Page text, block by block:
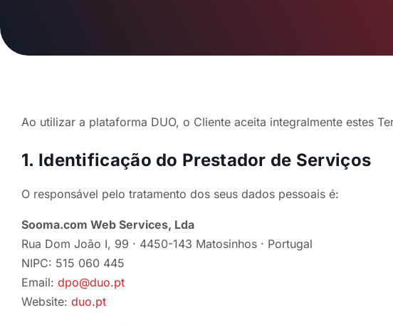
Ao utilizar a plataforma DUO, o Cliente aceita integralmente estes
1. Identificação do Prestador de Serviços
O responsável pelo tratamento dos seus dados pessoais é:
Sooma.com Web Services, Lda
Rua Dom João I, 99 · 4450-143 Matosinhos · Portugal
NIPC: 515 060 445
Email: dpo@duo.pt
Website: duo.pt